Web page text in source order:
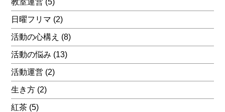
日曜フリマ (2)
活動の心構え (8)
活動の悩み (13)
活動運営 (2)
生き方 (2)
紅茶 (5)